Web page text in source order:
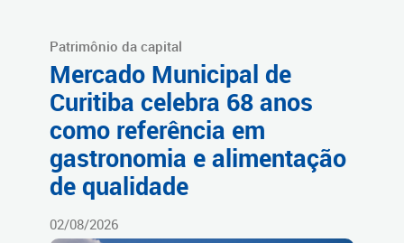
Patrimônio da capital
Mercado Municipal de
Curitiba celebra 68 anos
como referência em
gastronomia e alimentação
de qualidade
02/08/2026